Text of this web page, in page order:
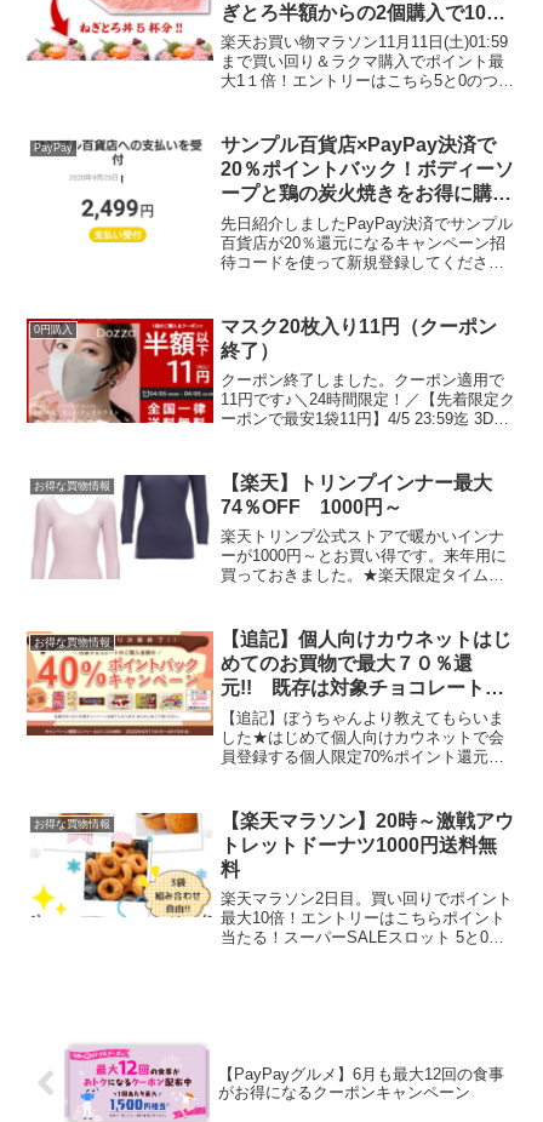
ぎとろ半額からの2個購入で1000
円OFFクーポン！見切り品サーモ
ン30％OFF、紅ずわい蟹ほぐし身
52％OFF
楽天お買い物マラソン11月11日(土)01:59
まで買い回り＆ラクマ購入でポイント最
大1１倍！エントリーはこちら5と0のつく
個購入で1000円OFFクーポン本日21...
PayPay
サンプル百貨店×PayPay決済で
20％ポイントバック！ボディーソ
ープと鶏の炭火焼きをお得に購入
♪
先日紹介しましたPayPay決済でサンプル
百貨店が20％還元になるキャンペーン招
待コードを使って新規登録してくださっ
購入できました。本体＋詰め替えが1セッ
トあたり3...
0円購入
マスク20枚入り11円（クーポン
終了）
クーポン終了しました。クーポン適用で
11円です♪＼24時間限定！／【先着限定ク
ーポンで最安1袋11円】4/5 23:59迄 3Dマ
カラーマスク 立体 ...
お得な買物情報
【楽天】トリンプインナー最大
74％OFF 1000円～
楽天トリンプ公式ストアで暖かいインナ
ーが1000円～とお買い得です。来年用に
買っておきました。★楽天限定タイムセ
ィース あったか 長袖 暖か...
お得な買物情報
【追記】個人向けカウネットはじ
めてのお買物で最大７０％還
元!! 既存は対象チョコレート購
入40％ポイントバック
【追記】ぼうちゃんより教えてもらいま
した★はじめて個人向けカウネットで会
員登録する個人限定70%ポイント還元で
合計で3,000ポイント。例）キャンペーン
期間中に税込2,...
お得な買物情報
【楽天マラソン】20時～激戦アウ
トレットドーナツ1000円送料無
料
楽天マラソン2日目。買い回りでポイント
最大10倍！エントリーはこちらポイント
当たる！スーパーSALEスロット 5と0の
【PayPayグルメ】6月も最大12回の食事
がお得になるクーポンキャンペーン